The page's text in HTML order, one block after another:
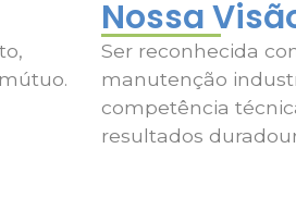
Nossa
Ser reconhecida
manutenção
competência
resultados